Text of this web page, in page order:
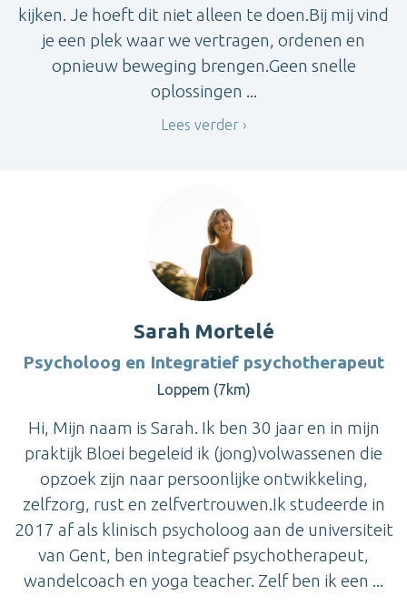
kijken. Je hoeft dit niet alleen te doen.Bij mij vind
je een plek waar we vertragen, ordenen en
opnieuw beweging brengen.Geen snelle
oplossingen ...
Lees verder
Sarah Mortelé
Psycholoog en Integratief psychotherapeut
Loppem (7km)
Hi, Mijn naam is Sarah. Ik ben 30 jaar en in mijn
praktijk Bloei begeleid ik (jong)volwassenen die
opzoek zijn naar persoonlijke ontwikkeling,
zelfzorg, rust en zelfvertrouwen.Ik studeerde in
2017 af als klinisch psycholoog aan de universiteit
van Gent, ben integratief psychotherapeut,
wandelcoach en yoga teacher. Zelf ben ik een ...